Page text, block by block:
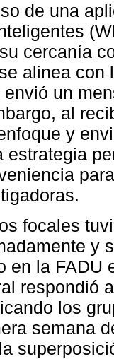
de una
cercanía
alinea con
un
al
y
estrategia
focales
y
en la FADU
respondió
los
semana